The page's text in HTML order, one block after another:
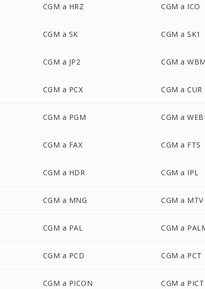
CGM a HRZ CGM a ICO
CGM a SK CGM a SK1
CGM a JP2 CGM a
CGM a PCX CGM a CUR
CGM a PGM CGM a
CGM a FAX CGM a FTS
CGM a HDR CGM a IPL
CGM a MNG CGM a MTV
CGM a PAL CGM a
CGM a PCD CGM a PCT
CGM a PICON CGM a PICT